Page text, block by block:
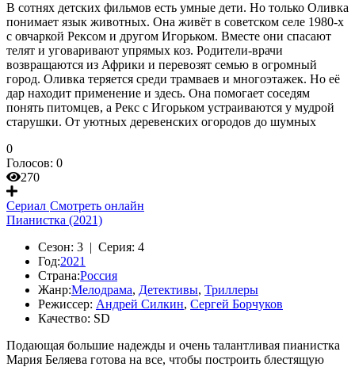
В сотнях детских фильмов есть умные дети. Но только Оливка
понимает язык животных. Она живёт в советском селе 1980-х
с овчаркой Рексом и другом Игорьком. Вместе они спасают
телят и уговаривают упрямых коз. Родители-врачи
возвращаются из Африки и перевозят семью в огромный
город. Оливка теряется среди трамваев и многоэтажек. Но её
дар находит применение и здесь. Она помогает соседям
понять питомцев, а Рекс с Игорьком устраиваются у мудрой
старушки. От уютных деревенских огородов до шумных
0
Голосов: 0
270
Сериал Смотреть онлайн
Пианистка (2021)
Сезон: 3 | Серия: 4
Год:2021
Страна:Россия
Жанр:Мелодрама, Детективы, Триллеры
Режиссер: Андрей Силкин, Сергей Борчуков
Качество: SD
Подающая большие надежды и очень талантливая пианистка
Мария Беляева готова на все, чтобы построить блестящую